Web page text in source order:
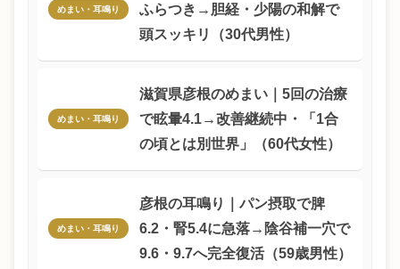
めまい・耳鳴り
ふらつき→胆経・少陽の和解で
頭スッキリ（30代男性）
めまい・耳鳴り
滋賀県彦根のめまい｜5回の治療
で眩暈4.1→改善継続中・「1合
の頃とは別世界」（60代女性）
めまい・耳鳴り
彦根の耳鳴り｜パン摂取で脾
6.2・腎5.4に急落→陰谷補一穴で
9.6・9.7へ完全復活（59歳男性）